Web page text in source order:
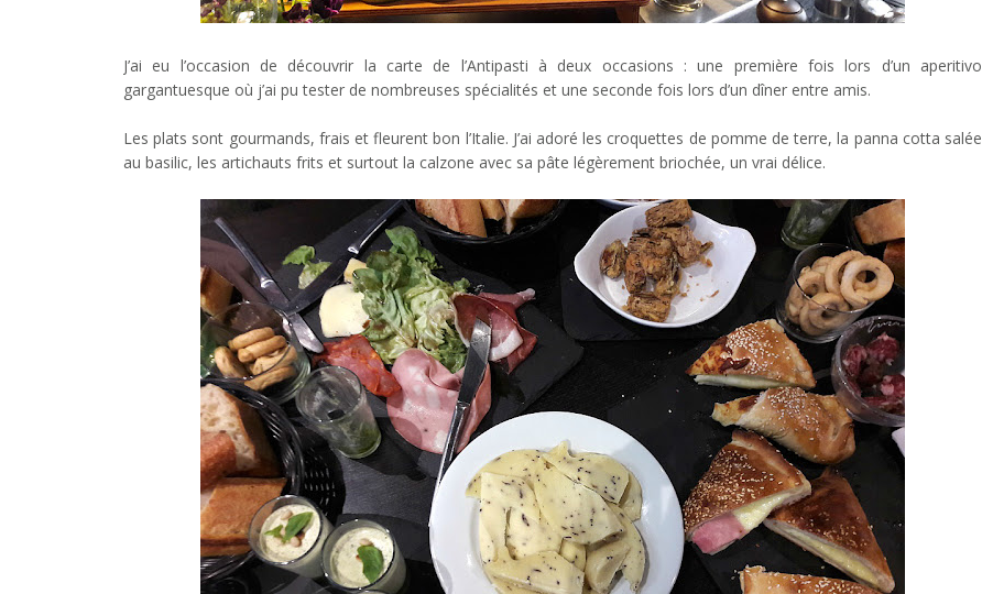
J’ai eu l’occasion de découvrir la carte de l’Antipasti à deux occasions : une première fois lors d’un aperitivo
gargantuesque où j’ai pu tester de nombreuses spécialités et une seconde fois lors d’un dîner entre amis.
Les plats sont gourmands, frais et fleurent bon l’Italie. J’ai adoré les croquettes de pomme de terre, la panna cotta salée
au basilic, les artichauts frits et surtout la calzone avec sa pâte légèrement briochée, un vrai délice.